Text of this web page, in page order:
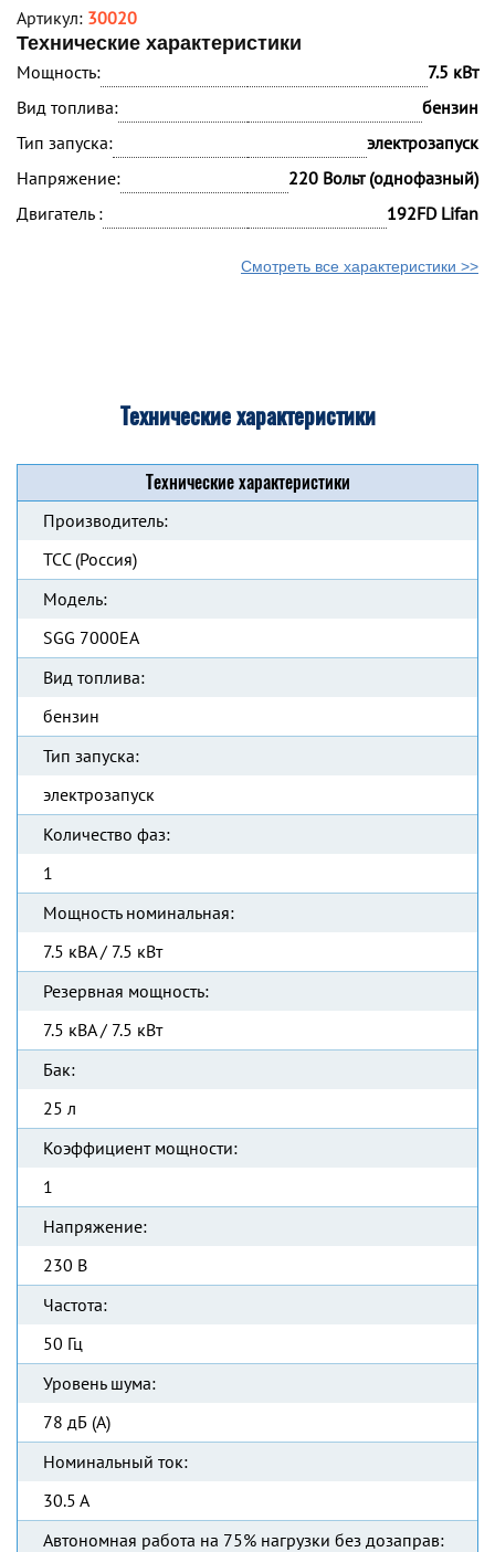
Артикул: 30020
Технические характеристики
Мощность:
7.5 кВт
Вид топлива:
бензин
Тип запуска:
электрозапуск
Напряжение:
220 Вольт (однофазный)
Двигатель :
192FD Lifan
Смотреть все характеристики >>
Технические характеристики
Технические характеристики
Производитель:
ТСС (Россия)
Модель:
SGG 7000EA
Вид топлива:
бензин
Тип запуска:
электрозапуск
Количество фаз:
1
Мощность номинальная:
7.5 кВА / 7.5 кВт
Резервная мощность:
7.5 кВА / 7.5 кВт
Бак:
25 л
Коэффициент мощности:
1
Напряжение:
230 В
Частота:
50 Гц
Уровень шума:
78 дБ (А)
Номинальный ток:
30.5 А
Автономная работа на 75% нагрузки без дозаправ: